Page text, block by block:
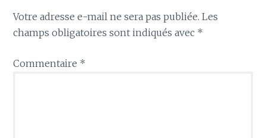
Votre adresse e-mail ne sera pas publiée. Les
champs obligatoires sont indiqués avec *
Commentaire *